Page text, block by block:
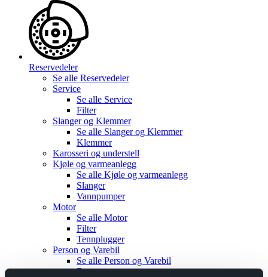
Reservedeler
Se alle Reservedeler
Service
Se alle Service
Filter
Slanger og Klemmer
Se alle Slanger og Klemmer
Klemmer
Karosseri og understell
Kjøle og varmeanlegg
Se alle Kjøle og varmeanlegg
Slanger
Vannpumper
Motor
Se alle Motor
Filter
Tennplugger
Person og Varebil
Se alle Person og Varebil
Brems